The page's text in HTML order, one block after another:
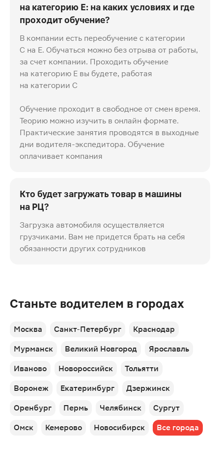
на категорию Е: на каких условиях и где
проходит обучение?
В компании есть переобучение с категории
C на E. Обучаться можно без отрыва от работы,
за счет компании. Проходить обучение
на категорию Е вы будете, работая
на категории С
Обучение проходит в свободное от смен время.
Теорию можно изучить в онлайн формате.
Практические занятия проводятся в выходные
дни водителя-экспедитора. Обучение
оплачивает компания
Кто будет загружать товар в машины
на РЦ?
Загрузка автомобиля осуществляется
грузчиками. Вам не придется брать на себя
обязанности других сотрудников
Станьте водителем в городах
Москва Санкт-Петербург Краснодар
Мурманск Великий Новгород Ярославль
Иваново Новороссийск Тольятти
Воронеж Екатеринбург Дзержинск
Оренбург Пермь Челябинск Сургут
Омск Кемерово Новосибирск Все города